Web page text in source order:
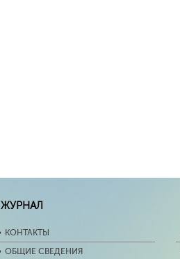
ЖУРНАЛ
КОНТАКТЫ
ОБЩИЕ СВЕДЕНИЯ